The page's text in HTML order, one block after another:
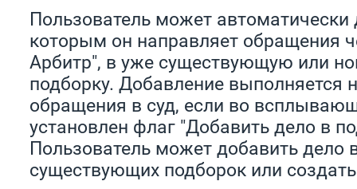
Пользователь может автоматически
которым он направляет обращения
Арбитр", в уже существующую или
подборку. Добавление выполняется
обращения в суд, если во
установлен флаг "Добавить дело в
Пользователь может добавить дело
существующих подборок или